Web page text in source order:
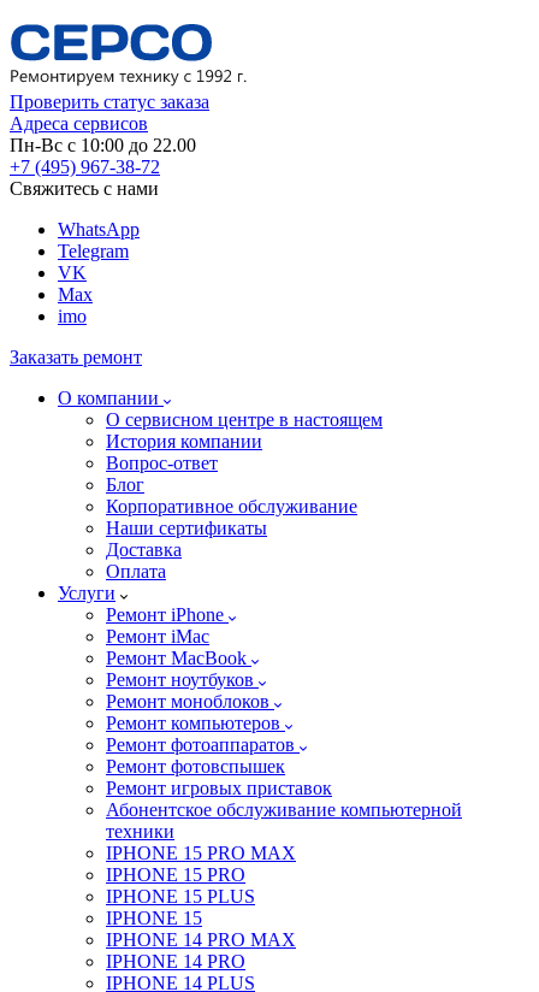
Проверить статус заказа
Адреса сервисов
Пн-Вс с 10:00 до 22.00
+7 (495) 967-38-72
Свяжитесь с нами
WhatsApp
Telegram
VK
Max
imo
Заказать ремонт
О компании
О сервисном центре в настоящем
История компании
Вопрос-ответ
Блог
Корпоративное обслуживание
Наши сертификаты
Доставка
Оплата
Услуги
Ремонт iPhone
Ремонт iMac
Ремонт MacBook
Ремонт ноутбуков
Ремонт моноблоков
Ремонт компьютеров
Ремонт фотоаппаратов
Ремонт фотовспышек
Ремонт игровых приставок
Абонентское обслуживание компьютерной
техники
IPHONE 15 PRO MAX
IPHONE 15 PRO
IPHONE 15 PLUS
IPHONE 15
IPHONE 14 PRO MAX
IPHONE 14 PRO
IPHONE 14 PLUS